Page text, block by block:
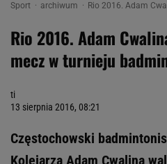
Sport archiwum Rio 2016. Adam
Rio 2016. Adam
mecz w turnieju
ti
13 sierpnia 2016, 08:21
Częstochowski
Kolejarza Adam Cwalina